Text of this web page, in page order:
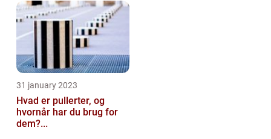
31 january 2023
Hvad er pullerter, og
hvornår har du brug for
dem?...